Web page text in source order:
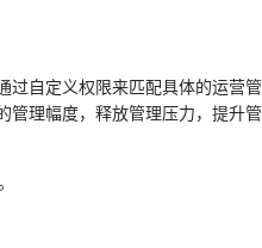
过自定义权限来匹配具体的运营管
管理幅度，释放管理压力，提升管